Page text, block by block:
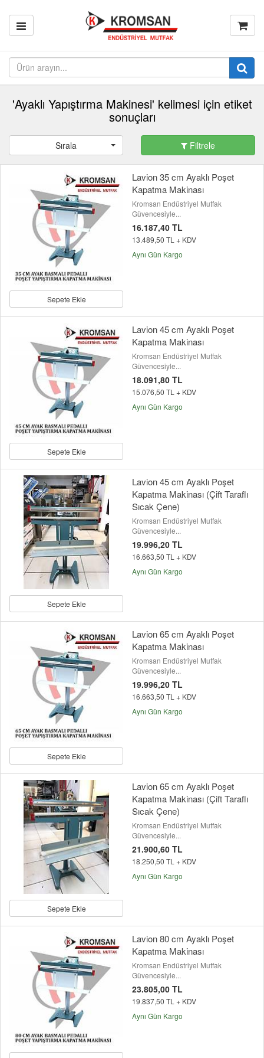
'Ayaklı Yapıştırma Makinesi' kelimesi için etiket
sonuçları
Sırala Filtrele
Sepete Ekle
Lavion 35 cm Ayaklı Poşet
Kapatma Makinası
Kromsan Endüstriyel Mutfak
Güvencesiyle...
16.187,40 TL
13.489,50 TL + KDV
Aynı Gün Kargo
Sepete Ekle
Lavion 45 cm Ayaklı Poşet
Kapatma Makinası
Kromsan Endüstriyel Mutfak
Güvencesiyle...
18.091,80 TL
15.076,50 TL + KDV
Aynı Gün Kargo
Sepete Ekle
Lavion 45 cm Ayaklı Poşet
Kapatma Makinası (Çift Taraflı
Sıcak Çene)
Kromsan Endüstriyel Mutfak
Güvencesiyle...
19.996,20 TL
16.663,50 TL + KDV
Aynı Gün Kargo
Sepete Ekle
Lavion 65 cm Ayaklı Poşet
Kapatma Makinası
Kromsan Endüstriyel Mutfak
Güvencesiyle...
19.996,20 TL
16.663,50 TL + KDV
Aynı Gün Kargo
Sepete Ekle
Lavion 65 cm Ayaklı Poşet
Kapatma Makinası (Çift Taraflı
Sıcak Çene)
Kromsan Endüstriyel Mutfak
Güvencesiyle...
21.900,60 TL
18.250,50 TL + KDV
Aynı Gün Kargo
Lavion 80 cm Ayaklı Poşet
Kapatma Makinası
Kromsan Endüstriyel Mutfak
Güvencesiyle...
23.805,00 TL
19.837,50 TL + KDV
Aynı Gün Kargo